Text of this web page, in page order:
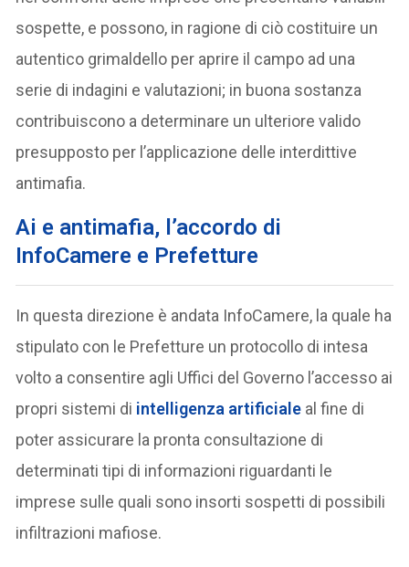
sospette, e possono, in ragione di ciò costituire un
autentico grimaldello per aprire il campo ad una
serie di indagini e valutazioni; in buona sostanza
contribuiscono a determinare un ulteriore valido
presupposto per l’applicazione delle interdittive
antimafia.
Ai e antimafia, l’accordo di
InfoCamere e Prefetture
In questa direzione è andata InfoCamere, la quale ha
stipulato con le Prefetture un protocollo di intesa
volto a consentire agli Uffici del Governo l’accesso ai
propri sistemi di intelligenza artificiale al fine di
poter assicurare la pronta consultazione di
determinati tipi di informazioni riguardanti le
imprese sulle quali sono insorti sospetti di possibili
infiltrazioni mafiose.